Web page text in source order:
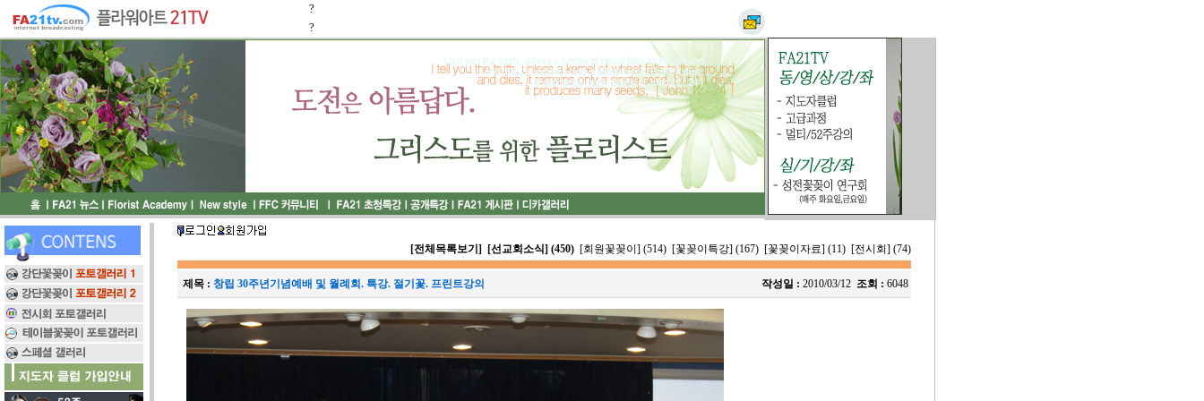
?
?
[전체목록보기] [선교회소식] (450) [회원꽃꽂이] (514) [꽃꽂이특강] (167) [꽃꽂이자료] (11) [전시회] (74)
제목 : 창립 30주년기념예배 및 월례회. 특강. 절기꽃. 프린트강의 작성일 : 2010/03/12 조회 : 6048